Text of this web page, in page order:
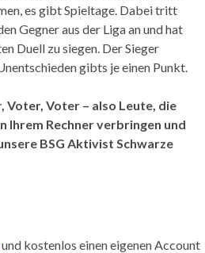
es gibt Spieltage. Dabei tritt
Gegner aus der Liga an und hat
Duell zu siegen. Der Sieger
gibts je einen Punkt.
Voter, Voter – also Leute, die
Ihrem Rechner verbringen und
BSG Aktivist Schwarze
und kostenlos einen eigenen Account